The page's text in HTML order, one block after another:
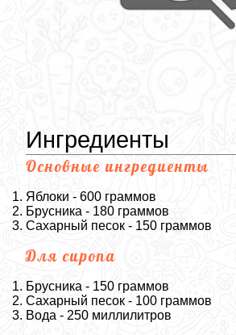
Ингредиенты
Основные ингредиенты
Яблоки - 600 граммов
Брусника - 180 граммов
Сахарный песок - 150 граммов
Для сиропа
Брусника - 150 граммов
Сахарный песок - 100 граммов
Вода - 250 миллилитров